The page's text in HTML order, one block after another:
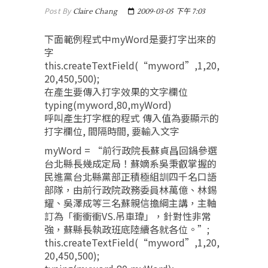
Post ByClaire Chang 2009-03-05 下午 7:03
下面範例程式中myWord是要打字出來的
字
this.createTextField(“myword”,1,20,
20,450,500);
在產生要傳入打字效果的文字欄位
typing(myword,80,myWord)
呼叫產生打字框的程式 傳入值為要顯示的
打字欄位, 間隔時間, 要輸入文字
myWord = “前行政院長蘇貞昌回鍋參選
台北縣長幾成定局！蘇嫡系吳秉叡掌握的
民進黨台北縣黨部正積極組訓四千名口語
部隊，由前行政院政務委員林萬億、林錫
耀、吳澤成等三名蘇親信擔綱主講，主軸
訂為「衝衝衝VS.吊車瑋」，針對性非常
強，蘇縣長執政班底陸續各就各位。”;
this.createTextField(“myword”,1,20,
20,450,500);